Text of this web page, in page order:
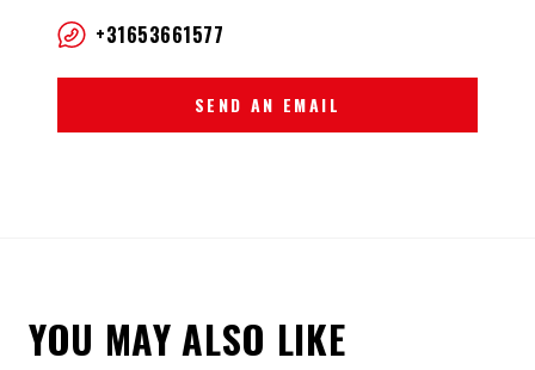
+31653661577
SEND AN EMAIL
YOU MAY ALSO LIKE